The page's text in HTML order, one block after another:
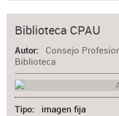
Biblioteca CPAU
Autor
Consejo
Biblioteca
Tipo imagen fija